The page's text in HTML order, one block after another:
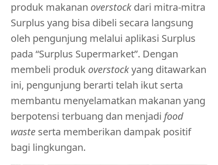
produk makanan overstock dari mitra-mitra
Surplus yang bisa dibeli secara langsung
oleh pengunjung melalui aplikasi Surplus
pada “Surplus Supermarket”. Dengan
membeli produk overstockyang ditawarkan
ini, pengunjung berarti telah ikut serta
membantu menyelamatkan makanan yang
berpotensi terbuang dan menjadi food
waste serta memberikan dampak positif
bagi lingkungan.